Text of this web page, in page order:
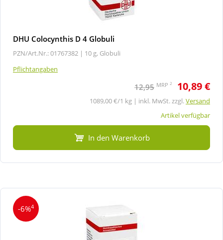
DHU Colocynthis D 4 Globuli
PZN/Art.Nr.: 01767382 | 10 g, Globuli
Pflichtangaben
12,95 MRP 2 10,89 €
1089,00 €/1 kg | inkl. MwSt. zzgl.Versand
Artikel verfügbar
In den Warenkorb
-6%4